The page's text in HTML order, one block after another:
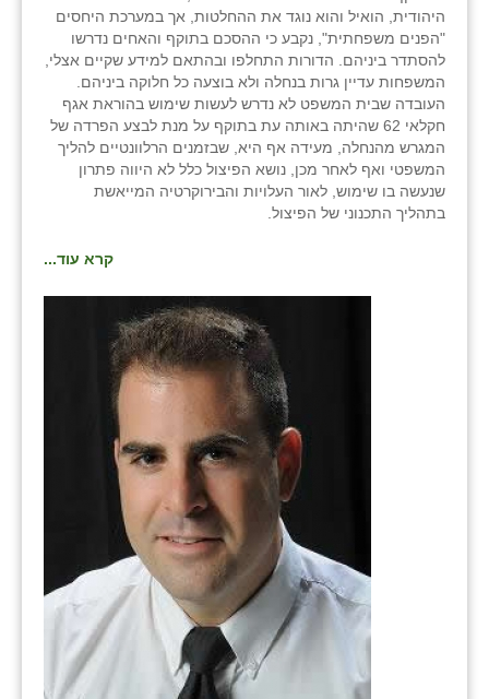
היהודית, הואיל והוא נוגד את ההחלטות, אך במערכת היחסים
"הפנים משפחתית", נקבע כי ההסכם בתוקף והאחים נדרשו
להסתדר ביניהם. הדורות התחלפו ובהתאם למידע שקיים אצלי,
המשפחות עדיין גרות בנחלה ולא בוצעה כל חלוקה ביניהם.
העובדה שבית המשפט לא נדרש לעשות שימוש בהוראת אגף
חקלאי 62 שהיתה באותה עת בתוקף על מנת לבצע הפרדה של
המגרש מהנחלה, מעידה אף היא, שבזמנים הרלוונטיים להליך
המשפטי ואף לאחר מכן, נושא הפיצול כלל לא היווה פתרון
שנעשה בו שימוש, לאור העלויות והבירוקרטיה המייאשת
בתהליך התכנוני של הפיצול.
קרא עוד...